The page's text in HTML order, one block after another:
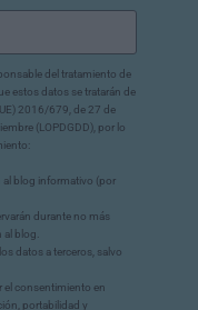
del tratamiento de
estos datos se tratarán de
2016/679, de 27 de
(LOPDGDD), por lo
al blog informativo (por
durante no más
blog.
datos a terceros, salvo
el consentimiento en
portabilidad y